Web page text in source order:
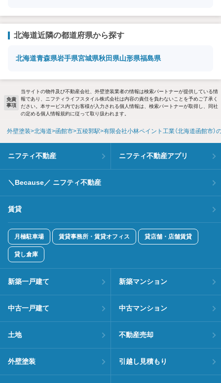
北海道近隣の都道府県から探す
北海道青森県岩手県宮城県秋田県山形県福島県
免責
事項
当サイトの物件及び不動産会社、外壁塗装業者の情報は検索パートナーが提供している情
報であり、ニフティライフスタイル株式会社は内容の責任を負わないことを予めご了承く
ださい。本サービス内でお客様が入力される個人情報は、検索パートナーが取得し、同社
の定める個人情報規約に従って取り扱われます。
外壁塗装 北海道 函館市 五稜郭駅 有限会社小林ペイント工業（北海道函館市）
ニフティ不動産 ニフティ不動産アプリ
＼Because／ ニフティ不動産
賃貸
月極駐車場 賃貸事務所・賃貸オフィス 貸店舗・店舗賃貸
貸し倉庫
新築一戸建て 新築マンション
中古一戸建て 中古マンション
土地 不動産売却
外壁塗装 引越し見積もり